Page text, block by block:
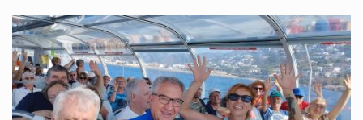
Image